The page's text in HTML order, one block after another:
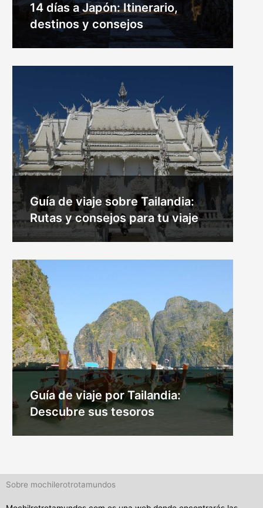
14 días a Japón: Itinerario,
destinos y consejos
Guía de viaje sobre Tailandia:
Rutas y consejos para tu viaje
Guía de viaje por Tailandia:
Descubre sus tesoros
Sobre mochilerotrotamundos